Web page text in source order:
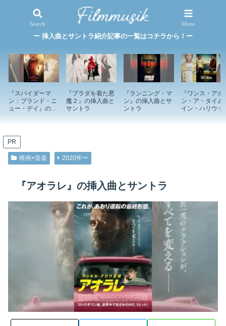
映画×音楽 特集記事
ー 挿入曲とサントラ紹介記事の一覧はコチラから！ー
『スパイダーマ
ン：ブランド・ニ
ュー・デイ』の挿
『プラダを着た悪
魔２』の挿入曲と
サントラ
『ランニング・マ
ン』の挿入曲とサ
ントラ
『ワンス・アポ
ン・ア・タイム
イン・ハリウッ
PR
映画×音楽 2020年〜
『アオラレ』の挿入曲とサントラ
Search Menu